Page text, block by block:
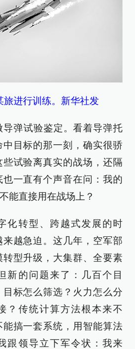
旅进行训练。新华社发
导弹试验鉴定。看着导弹托
目标的那一刻，确实很骄
试验离真实的战场，还隔
一直有个声音在问：我的
能直接用在战场上？
化转型、跨越式发展的时
越急迫。这几年，空军部
转型升级，大集群、全要素
新的问题来了：几百个目
标怎么筛选？火力怎么分
？传统计算方法根本来不
能搞一套系统，用智能算法
跟领导立下军令状：我来